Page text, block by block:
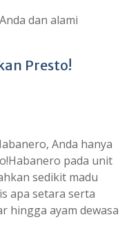
dan alami
Presto!
Anda hanya
pada unit
sedikit madu
apa setara serta
hingga ayam dewasa